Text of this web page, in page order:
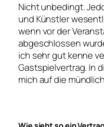
Nicht unbedingt.
und Künstler
wenn vor der
abgeschlossen
ich sehr gut kenne
Gastspielvertrag. In
mich auf die